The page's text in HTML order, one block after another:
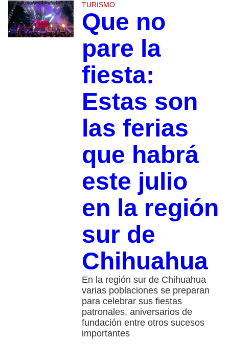
TURISMO
Que no
pare la
fiesta:
Estas son
las ferias
que habrá
este julio
en la región
sur de
Chihuahua
En la región sur de Chihuahua
varias poblaciones se preparan
para celebrar sus fiestas
patronales, aniversarios de
fundación entre otros sucesos
importantes